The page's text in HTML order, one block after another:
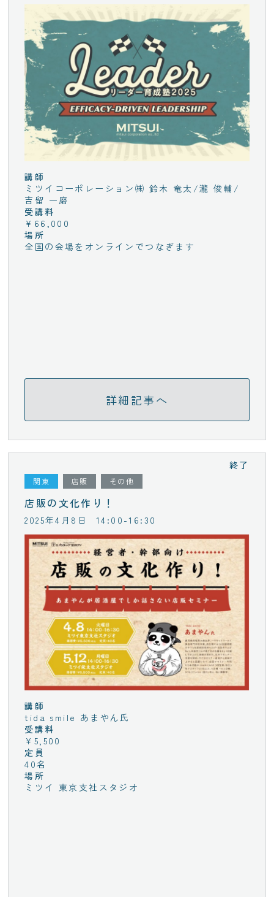
講師
ミツイコーポレーション㈱ 鈴木 竜太/瀧 俊輔/
吉留 一磨
受講料
¥66,000
場所
全国の会場をオンラインでつなぎます
詳細記事へ
関東 店販 その他
店販の文化作り！
終了
2025年4月8日 14:00-16:30
講師
tida smile あまやん氏
受講料
¥5,500
定員
40名
場所
ミツイ 東京支社スタジオ